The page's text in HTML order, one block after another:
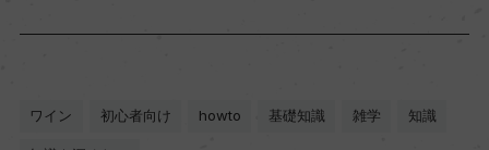
ワイン 初心者向け howto 基礎知識 雑学 知識